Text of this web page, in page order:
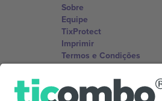
Sobre
Equipe
TixProtect
Imprimir
Termos e Condições
Programa de afiliados